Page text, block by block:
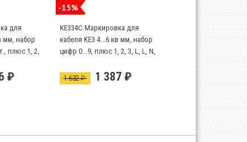
для
мм, набор
плюс 1, 2,
₽
-15%
KE334C Маркировка для
кабеля KE3 4...6 кв мм, набор
цифр 0...9, плюс 1, 2, 3, L, L, N,
1 632 ₽ 1 387 ₽